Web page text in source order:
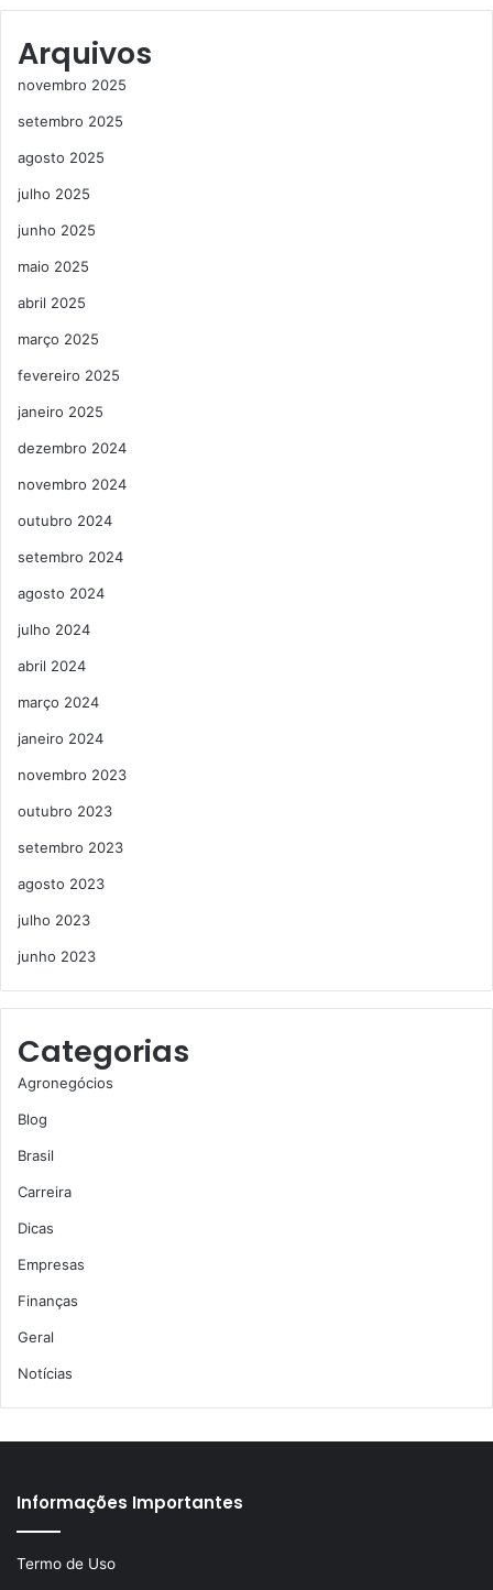
Arquivos
novembro 2025
setembro 2025
agosto 2025
julho 2025
junho 2025
maio 2025
abril 2025
março 2025
fevereiro 2025
janeiro 2025
dezembro 2024
novembro 2024
outubro 2024
setembro 2024
agosto 2024
julho 2024
abril 2024
março 2024
janeiro 2024
novembro 2023
outubro 2023
setembro 2023
agosto 2023
julho 2023
junho 2023
Categorias
Agronegócios
Blog
Brasil
Carreira
Dicas
Empresas
Finanças
Geral
Notícias
Informações Importantes
Termo de Uso